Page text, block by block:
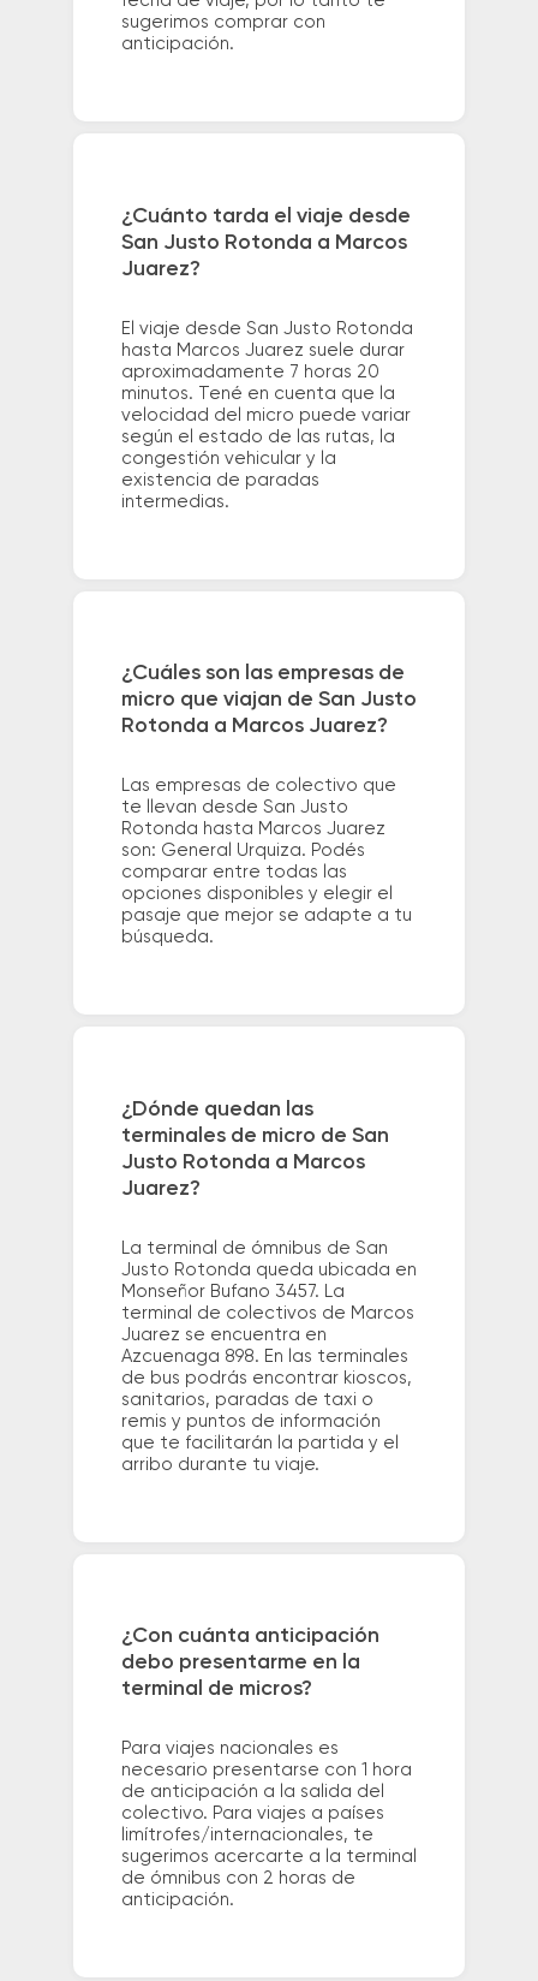
sugerimos comprar con
anticipación.
¿Cuánto tarda el viaje desde
San Justo Rotonda a Marcos
Juarez?
El viaje desde San Justo Rotonda
hasta Marcos Juarez suele durar
aproximadamente 7 horas 20
minutos. Tené en cuenta que la
velocidad del micro puede variar
según el estado de las rutas, la
congestión vehicular y la
existencia de paradas
intermedias.
¿Cuáles son las empresas de
micro que viajan de San Justo
Rotonda a Marcos Juarez?
Las empresas de colectivo que
te llevan desde San Justo
Rotonda hasta Marcos Juarez
son: General Urquiza. Podés
comparar entre todas las
opciones disponibles y elegir el
pasaje que mejor se adapte a tu
búsqueda.
¿Dónde quedan las
terminales de micro de San
Justo Rotonda a Marcos
Juarez?
La terminal de ómnibus de San
Justo Rotonda queda ubicada en
Monseñor Bufano 3457. La
terminal de colectivos de Marcos
Juarez se encuentra en
Azcuenaga 898. En las terminales
de bus podrás encontrar kioscos,
sanitarios, paradas de taxi o
remis y puntos de información
que te facilitarán la partida y el
arribo durante tu viaje.
¿Con cuánta anticipación
debo presentarme en la
terminal de micros?
Para viajes nacionales es
necesario presentarse con 1 hora
de anticipación a la salida del
colectivo. Para viajes a países
limítrofes/internacionales, te
sugerimos acercarte a la terminal
de ómnibus con 2 horas de
anticipación.